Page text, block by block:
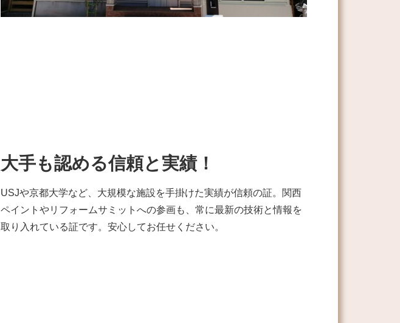
大手も認める信頼と実績！
USJや京都大学など、大規模な施設を手掛けた実績が信頼の証。関西
ペイントやリフォームサミットへの参画も、常に最新の技術と情報を
取り入れている証です。安心してお任せください。